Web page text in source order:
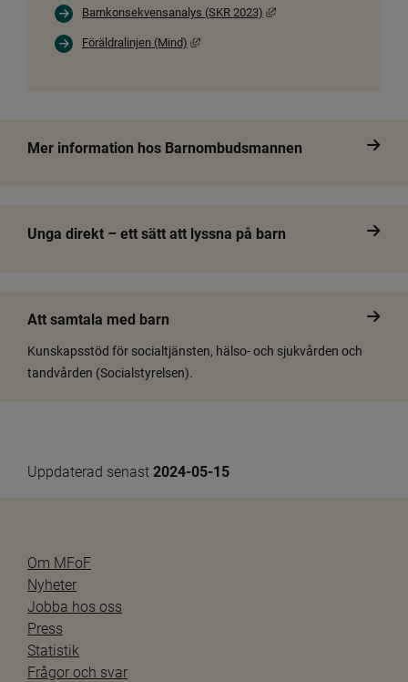
Barnkonsekvensanalys (SKR 2023) Länk till annan
Föräldralinjen (Mind) Länk till annan webbplats, öppnas i nytt
Mer information hos Barnombudsmannen
Unga direkt – ett sätt att lyssna på barn
Att samtala med barn
Kunskapsstöd för socialtjänsten, hälso- och sjukvården och
tandvården (Socialstyrelsen).
Uppdaterad senast 2024-05-15
Om MFoF
Nyheter
Jobba hos oss
Press
Statistik
Frågor och svar